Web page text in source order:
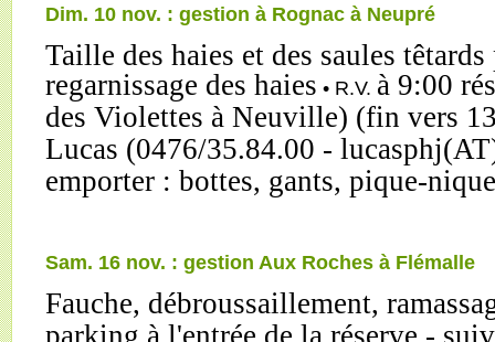
Dim. 10 nov. : gestion à Rognac à Neupré
Taille des haies et des saules têtards
regarnissage des haies • R.V. à 9:00
des Violettes à Neuville) (fin vers
Lucas (0476/35.84.00 -
emporter : bottes, gants, pique-
Sam. 16 nov. : gestion Aux Roches à Flémalle
Fauche, débroussaillement,
parking à l'entrée de la réserve -